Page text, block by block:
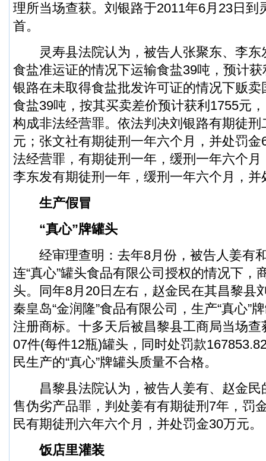
理所当场查获。刘银路于2011年6月23日到
首。
灵寿县法院认为，被告人张聚东、李东
食盐准运证的情况下运输食盐39吨，预计
银路在未取得食盐批发许可证的情况下贩
食盐39吨，按其买卖差价预计获利1755元
构成非法经营罪。依法判决刘银路有期徒
元；张文社有期徒刑一年六个月，并处罚
法经营罪，有期徒刑一年，缓刑一年六个
李东发有期徒刑一年，缓刑一年六个月，并
生产假冒
“真心”牌罐头
经审理查明：去年8月份，被告人姜有
连“真心”罐头食品有限公司授权的情况下，
头。同年8月20日左右，赵金民在其昌黎县
秦皇岛“金润隆”食品有限公司，生产“真心”
注册商标。十多天后被昌黎县工商局当场
07件(每件12瓶)罐头，同时处罚款
民生产的“真心”牌罐头质量不合格。
昌黎县法院认为，被告人姜有、赵金民
售伪劣产品罪，判处姜有有期徒刑7年，罚
民有期徒刑六年六个月，并处罚金30万元。
饭店里灌装